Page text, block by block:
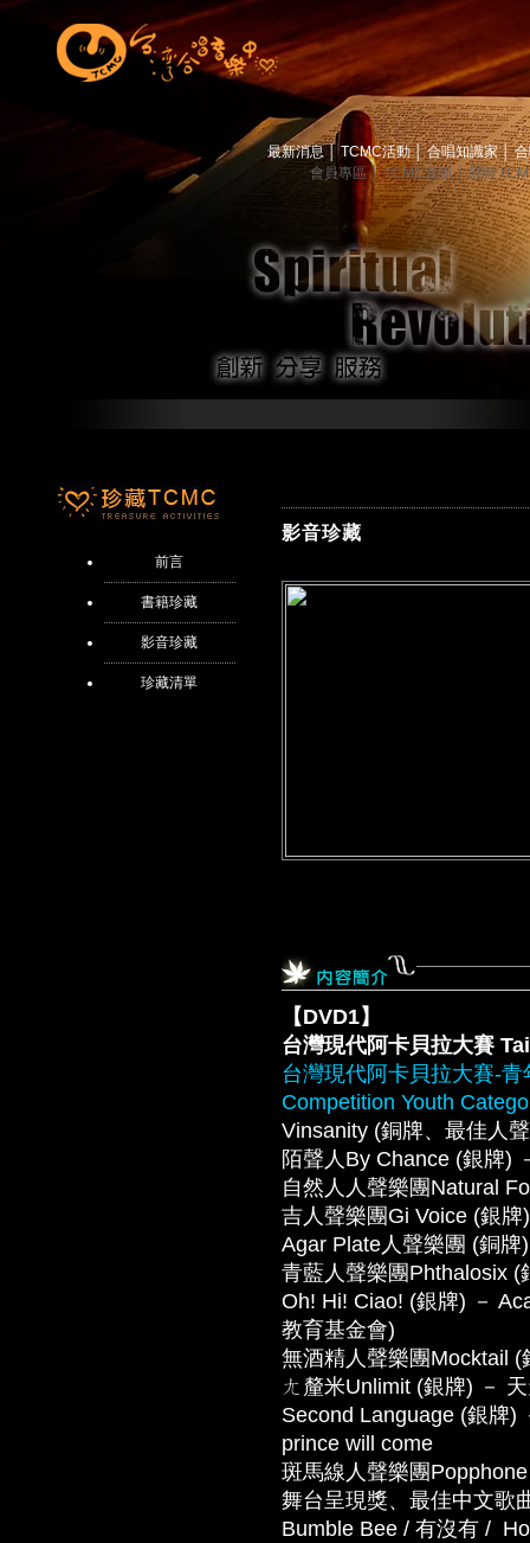
最新消息 TCMC活動│ 合唱知識家│
會員專區│ TCMC會訊│ 關於
前言
書籍珍藏
影音珍藏
珍藏清單
影音珍藏
【DVD1】
台灣現代阿卡貝拉大賽
台灣現代阿卡貝拉大賽-
Competition Youth
Vinsanity (銅牌、最佳人
陌聲人By Chance (銀牌)
自然人人聲樂團Natural
吉人聲樂團Gi Voice (銀
Agar Plate人聲樂團 (銅牌
青藍人聲樂團Phthalosix (
Oh! Hi! Ciao! (銀牌) －
教育基金會)
無酒精人聲樂團Mocktail
ㄤ釐米Unlimit (銀牌) －
Second Language (銀牌)
prince will come
斑馬線人聲樂團
舞台呈現獎、最佳中文歌
Bumble Bee / 有沒有 / 